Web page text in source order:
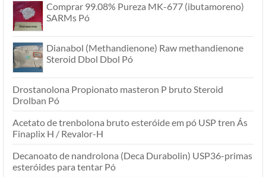
Comprar 99.08% Pureza MK-677 (ibutamoreno)
SARMs Pó
Dianabol (Methandienone) Raw methandienone
Steroid Dbol Dbol Pó
Drostanolona Propionato masteron P bruto Steroid
Drolban Pó
Acetato de trenbolona bruto esteróide em pó USP tren Ás
Finaplix H / Revalor-H
Decanoato de nandrolona (Deca Durabolin) USP36-primas
esteróides para tentar Pó